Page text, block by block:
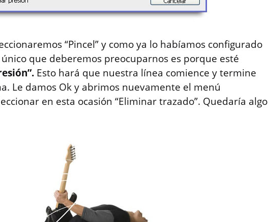
“Pincel” y como ya lo habíamos configurado
que deberemos preocuparnos es porque esté
Esto hará que nuestra línea comience y termine
Le damos Ok y abrimos nuevamente el menú
en esta ocasión “Eliminar trazado”. Quedaría algo